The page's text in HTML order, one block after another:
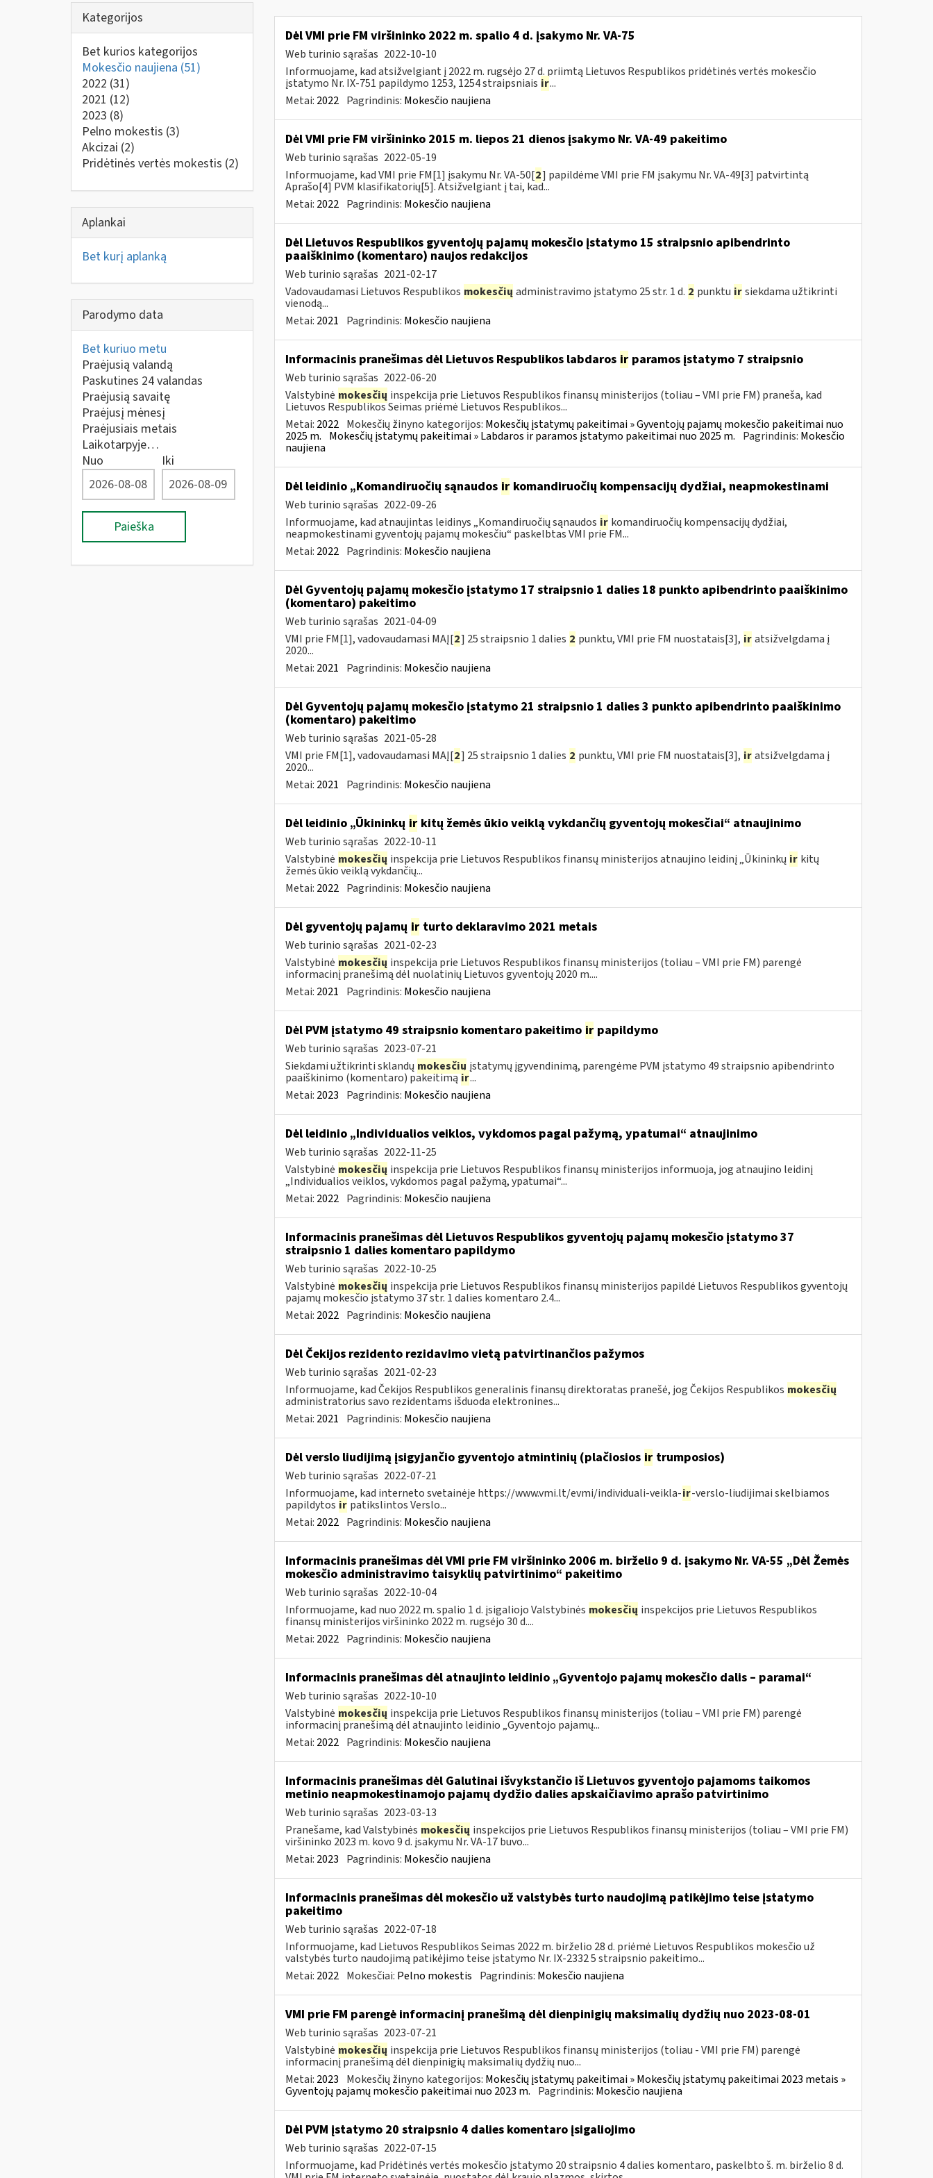
Kategorijos
Bet kurios kategorijos
Mokesčio naujiena (51)
2022 (31)
2021 (12)
2023 (8)
Pelno mokestis (3)
Akcizai (2)
Pridėtinės vertės mokestis (2)
Aplankai
Bet kurį aplanką
Parodymo data
Bet kuriuo metu
Praėjusią valandą
Paskutines 24 valandas
Praėjusią savaitę
Praėjusį mėnesį
Praėjusiais metais
Laikotarpyje…
Nuo
Iki
Paieška
Dėl VMI prie FM viršininko 2022 m. spalio 4 d. įsakymo Nr. VA-75
Web turinio sąrašas 2022-10-10
Informuojame, kad atsižvelgiant į 2022 m. rugsėjo 27 d. priimtą Lietuvos Respublikos pridėtinės vertės mokesčio
įstatymo Nr. IX-751 papildymo 1253, 1254 straipsniais ir...
Metai: 2022 Pagrindinis: Mokesčio naujiena
Dėl VMI prie FM viršininko 2015 m. liepos 21 dienos įsakymo Nr. VA-49 pakeitimo
Web turinio sąrašas 2022-05-19
Informuojame, kad VMI prie FM[1] įsakymu Nr. VA-50[2] papildėme VMI prie FM įsakymu Nr. VA-49[3] patvirtintą
Aprašo[4] PVM klasifikatorių[5]. Atsižvelgiant į tai, kad...
Metai: 2022 Pagrindinis: Mokesčio naujiena
Dėl Lietuvos Respublikos gyventojų pajamų mokesčio įstatymo 15 straipsnio apibendrinto
paaiškinimo (komentaro) naujos redakcijos
Web turinio sąrašas 2021-02-17
Vadovaudamasi Lietuvos Respublikos mokesčių administravimo įstatymo 25 str. 1 d. 2 punktu ir siekdama užtikrinti
vienodą...
Metai: 2021 Pagrindinis: Mokesčio naujiena
Informacinis pranešimas dėl Lietuvos Respublikos labdaros irparamos įstatymo 7 straipsnio
Web turinio sąrašas 2022-06-20
Valstybinė mokesčių inspekcija prie Lietuvos Respublikos finansų ministerijos (toliau – VMI prie FM) praneša, kad
Lietuvos Respublikos Seimas priėmė Lietuvos Respublikos...
Metai: 2022 Mokesčių žinyno kategorijos: Mokesčių įstatymų pakeitimai » Gyventojų pajamų mokesčio pakeitimai nuo
2025 m. Mokesčių įstatymų pakeitimai » Labdaros ir paramos įstatymo pakeitimai nuo 2025 m. Pagrindinis: Mokesčio
naujiena
Dėl leidinio „Komandiruočių sąnaudos irkomandiruočių kompensacijų dydžiai, neapmokestinami
Web turinio sąrašas 2022-09-26
Informuojame, kad atnaujintas leidinys „Komandiruočių sąnaudos ir komandiruočių kompensacijų dydžiai,
neapmokestinami gyventojų pajamų mokesčiu“ paskelbtas VMI prie FM...
Metai: 2022 Pagrindinis: Mokesčio naujiena
Dėl Gyventojų pajamų mokesčio įstatymo 17 straipsnio 1 dalies 18 punkto apibendrinto paaiškinimo
(komentaro) pakeitimo
Web turinio sąrašas 2021-04-09
VMI prie FM[1], vadovaudamasi MAĮ[2] 25 straipsnio 1 dalies 2 punktu, VMI prie FM nuostatais[3], ir atsižvelgdama į
2020...
Metai: 2021 Pagrindinis: Mokesčio naujiena
Dėl Gyventojų pajamų mokesčio įstatymo 21 straipsnio 1 dalies 3 punkto apibendrinto paaiškinimo
(komentaro) pakeitimo
Web turinio sąrašas 2021-05-28
VMI prie FM[1], vadovaudamasi MAĮ[2] 25 straipsnio 1 dalies 2 punktu, VMI prie FM nuostatais[3], ir atsižvelgdama į
2020...
Metai: 2021 Pagrindinis: Mokesčio naujiena
Dėl leidinio „Ūkininkų irkitų žemės ūkio veiklą vykdančių gyventojų mokesčiai“ atnaujinimo
Web turinio sąrašas 2022-10-11
Valstybinė mokesčių inspekcija prie Lietuvos Respublikos finansų ministerijos atnaujino leidinį „Ūkininkų ir kitų
žemės ūkio veiklą vykdančių...
Metai: 2022 Pagrindinis: Mokesčio naujiena
Dėl gyventojų pajamų irturto deklaravimo 2021 metais
Web turinio sąrašas 2021-02-23
Valstybinė mokesčių inspekcija prie Lietuvos Respublikos finansų ministerijos (toliau – VMI prie FM) parengė
informacinį pranešimą dėl nuolatinių Lietuvos gyventojų 2020 m....
Metai: 2021 Pagrindinis: Mokesčio naujiena
Dėl PVM įstatymo 49 straipsnio komentaro pakeitimo irpapildymo
Web turinio sąrašas 2023-07-21
Siekdami užtikrinti sklandų mokesčių įstatymų įgyvendinimą, parengėme PVM įstatymo 49 straipsnio apibendrinto
paaiškinimo (komentaro) pakeitimąir...
Metai: 2023 Pagrindinis: Mokesčio naujiena
Dėl leidinio „Individualios veiklos, vykdomos pagal pažymą, ypatumai“ atnaujinimo
Web turinio sąrašas 2022-11-25
Valstybinė mokesčių inspekcija prie Lietuvos Respublikos finansų ministerijos informuoja, jog atnaujino leidinį
„Individualios veiklos, vykdomos pagal pažymą, ypatumai“...
Metai: 2022 Pagrindinis: Mokesčio naujiena
Informacinis pranešimas dėl Lietuvos Respublikos gyventojų pajamų mokesčio įstatymo 37
straipsnio 1 dalies komentaro papildymo
Web turinio sąrašas 2022-10-25
Valstybinė mokesčių inspekcija prie Lietuvos Respublikos finansų ministerijos papildė Lietuvos Respublikos gyventojų
pajamų mokesčio įstatymo 37 str. 1 dalies komentaro 2.4...
Metai: 2022 Pagrindinis: Mokesčio naujiena
Dėl Čekijos rezidento rezidavimo vietą patvirtinančios pažymos
Web turinio sąrašas 2021-02-23
Informuojame, kad Čekijos Respublikos generalinis finansų direktoratas pranešė, jog Čekijos Respublikos mokesčių
administratorius savo rezidentams išduoda elektronines...
Metai: 2021 Pagrindinis: Mokesčio naujiena
Dėl verslo liudijimą įsigyjančio gyventojo atmintinių (plačiosios irtrumposios)
Web turinio sąrašas 2022-07-21
Informuojame, kad interneto svetainėje https://www.vmi.lt/evmi/individuali-veikla-ir-verslo-liudijimai skelbiamos
papildytos ir patikslintos Verslo...
Metai: 2022 Pagrindinis: Mokesčio naujiena
Informacinis pranešimas dėl VMI prie FM viršininko 2006 m. birželio 9 d. įsakymo Nr. VA-55 „Dėl Žemės
mokesčio administravimo taisyklių patvirtinimo“ pakeitimo
Web turinio sąrašas 2022-10-04
Informuojame, kad nuo 2022 m. spalio 1 d. įsigaliojo Valstybinės mokesčių inspekcijos prie Lietuvos Respublikos
finansų ministerijos viršininko 2022 m. rugsėjo 30 d....
Metai: 2022 Pagrindinis: Mokesčio naujiena
Informacinis pranešimas dėl atnaujinto leidinio „Gyventojo pajamų mokesčio dalis – paramai“
Web turinio sąrašas 2022-10-10
Valstybinė mokesčių inspekcija prie Lietuvos Respublikos finansų ministerijos (toliau – VMI prie FM) parengė
informacinį pranešimą dėl atnaujinto leidinio „Gyventojo pajamų...
Metai: 2022 Pagrindinis: Mokesčio naujiena
Informacinis pranešimas dėl Galutinai išvykstančio iš Lietuvos gyventojo pajamoms taikomos
metinio neapmokestinamojo pajamų dydžio dalies apskaičiavimo aprašo patvirtinimo
Web turinio sąrašas 2023-03-13
Pranešame, kad Valstybinės mokesčių inspekcijos prie Lietuvos Respublikos finansų ministerijos (toliau – VMI prie FM)
viršininko 2023 m. kovo 9 d. įsakymu Nr. VA-17 buvo...
Metai: 2023 Pagrindinis: Mokesčio naujiena
Informacinis pranešimas dėl mokesčio už valstybės turto naudojimą patikėjimo teise įstatymo
pakeitimo
Web turinio sąrašas 2022-07-18
Informuojame, kad Lietuvos Respublikos Seimas 2022 m. birželio 28 d. priėmė Lietuvos Respublikos mokesčio už
valstybės turto naudojimą patikėjimo teise įstatymo Nr. IX-2332 5 straipsnio pakeitimo...
Metai: 2022 Mokesčiai: Pelno mokestis Pagrindinis: Mokesčio naujiena
VMI prie FM parengė informacinį pranešimą dėl dienpinigių maksimalių dydžių nuo 2023-08-01
Web turinio sąrašas 2023-07-21
Valstybinė mokesčių inspekcija prie Lietuvos Respublikos finansų ministerijos (toliau - VMI prie FM) parengė
informacinį pranešimą dėl dienpinigių maksimalių dydžių nuo...
Metai: 2023 Mokesčių žinyno kategorijos: Mokesčių įstatymų pakeitimai » Mokesčių įstatymų pakeitimai 2023 metais »
Gyventojų pajamų mokesčio pakeitimai nuo 2023 m. Pagrindinis: Mokesčio naujiena
Dėl PVM įstatymo 20 straipsnio 4 dalies komentaro įsigaliojimo
Web turinio sąrašas 2022-07-15
Informuojame, kad Pridėtinės vertės mokesčio įstatymo 20 straipsnio 4 dalies komentaro, paskelbto š. m. birželio 8 d.